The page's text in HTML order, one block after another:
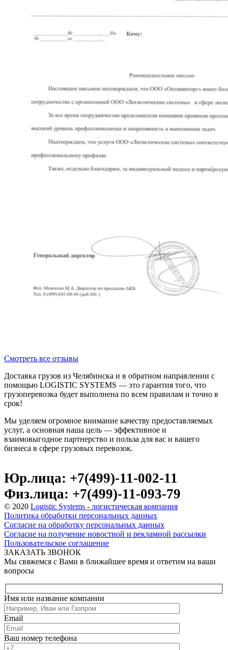
Смотреть все отзывы
Доставка грузов из Челябинска и в обратном направлении с
помощью LOGISTIC SYSTEMS — это гарантия того, что
грузоперевозка будет выполнена по всем правилам и точно в
срок!
Мы уделяем огромное внимание качеству предоставляемых
услуг, а основная наша цель — эффективное и
взаимовыгодное партнерство и польза для вас и вашего
бизнеса в сфере грузовых перевозок.
Юр.лица: +7(499)-11-002-11
Физ.лица: +7(499)-11-093-79
© 2020 Logistic Systems - логистическая компания
Политика обработки персональных данных
Согласие на обработку персональных данных
Согласие на получение новостной и рекламной рассылки
Пользовательское соглашение
ЗАКАЗАТЬ ЗВОНОК
Мы свяжемся с Вами в ближайшее время и ответим на ваши
вопросы
Имя или название компании
Email
Ваш номер телефона